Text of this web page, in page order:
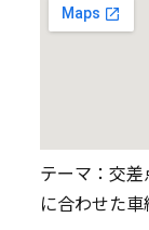
テーマ：交
に合わせた